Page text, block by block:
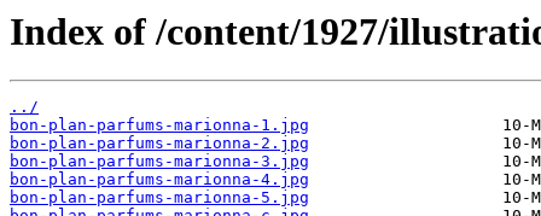
Index of /content/1927/
../
bon-plan-parfums-marionna-1.jpg
bon-plan-parfums-marionna-2.jpg
bon-plan-parfums-marionna-3.jpg
bon-plan-parfums-marionna-4.jpg
bon-plan-parfums-marionna-5.jpg